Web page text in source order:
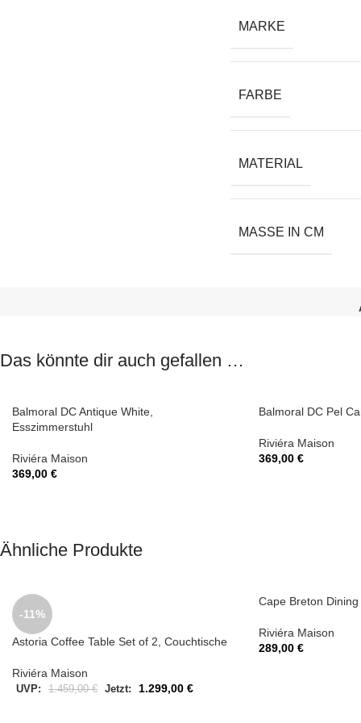
MARKE
FARBE
MATERIAL
MASSE IN CM
Das könnte dir auch gefallen …
Balmoral DC Antique White,
Esszimmerstuhl
Riviéra Maison
369,00 €
Balmoral DC Pel
Riviéra Maison
369,00 €
Ähnliche Produkte
-11%
Astoria Coffee Table Set of 2, Couchtische
Riviéra Maison
UVP: 1.459,00€ Jetzt: 1.299,00 €
Cape Breton
Riviéra Maison
289,00 €